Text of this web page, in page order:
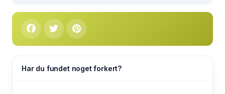
Har du fundet noget forkert?